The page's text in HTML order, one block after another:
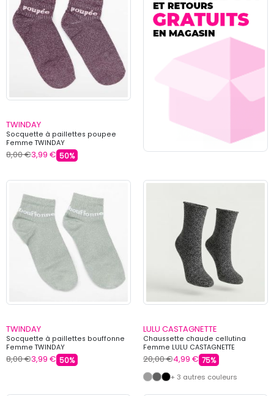
TWINDAY
Socquette à paillettes poupee
Femme TWINDAY
8,00 €3,99 € 50%
TWINDAY
Socquette à paillettes bouffonne
Femme TWINDAY
8,00 €3,99 € 50%
LULU CASTAGNETTE
Chaussette chaude cellutina
Femme LULU CASTAGNETTE
20,00 €4,99 € 75%
+ 3 autres couleurs